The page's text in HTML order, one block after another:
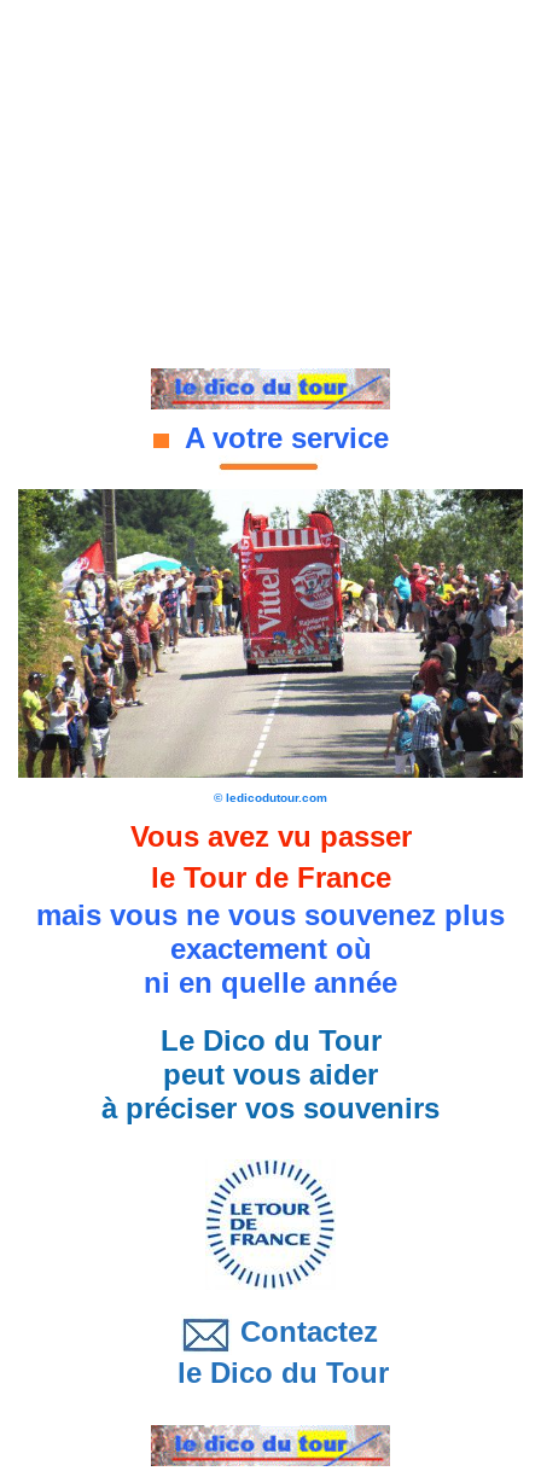
A votre service
© ledicodutour.com
Vous avez vu passer
le Tour de France
mais vous ne vous souvenez plus
exactement où
ni en quelle année
Le Dico du Tour
peut vous aider
à préciser vos souvenirs
Contactez
le Dico du Tour